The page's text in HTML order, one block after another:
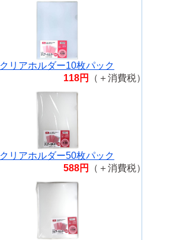
クリアホルダー10枚パック
118円
（＋消費税）
クリアホルダー50枚パック
588円
（＋消費税）